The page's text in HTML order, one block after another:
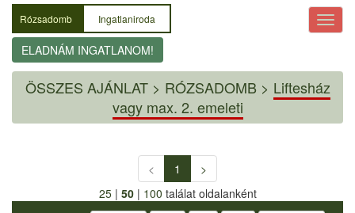
Rózsadomb Ingatlaniroda
ELADNÁM INGATLANOM!
ÖSSZES AJÁNLAT> RÓZSADOMB > Liftesház
vagy max. 2. emeleti
< 1
>
25| 50| 100 találat oldalanként